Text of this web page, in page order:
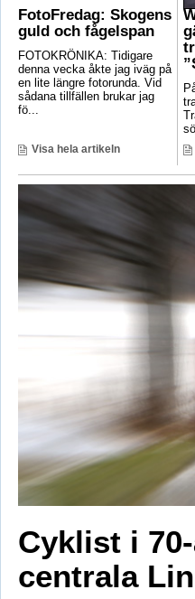
FotoFredag: Skogens
guld och fågelspan
FOTOKRÖNIKA: Tidigare
denna vecka åkte jag iväg på
en lite längre fotorunda. Vid
sådana tillfällen brukar jag
fö...
Visa hela artikeln
Cyklist i
centrala